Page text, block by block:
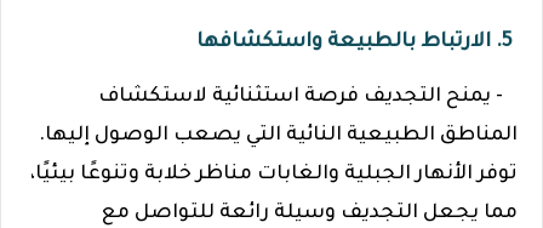
- يمنح التجديف فرصة استثنائية لاستكشاف
المناطق الطبيعية النائية التي يصعب الوصول إليها.
توفر الأنهار الجبلية والغابات مناظر خلابة وتنوعًا بيئيًا،
مما يجعل التجديف وسيلة رائعة للتواصل مع